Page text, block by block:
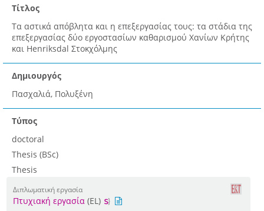
Τίτλος
Τα αστικά απόβλητα και η επεξεργασίας τους: τα στάδια της
επεξεργασίας δύο εργοστασίων καθαρισμού Χανίων Κρήτης
και Henriksdal Στοκχόλμης
Δημιουργός
Πασχαλιά, Πολυξένη
Τύπος
doctoral
Thesis (BSc)
Thesis
Διπλωματική εργασία
Πτυχιακή εργασία (EL)